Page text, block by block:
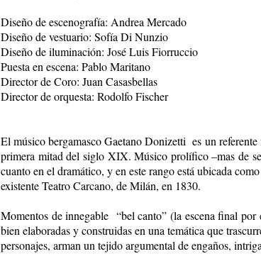
Diseño de escenografía: Andrea Mercado
Diseño de vestuario: Sofía Di Nunzio
Diseño de iluminación: José Luis Fiorruccio
Puesta en escena: Pablo Maritano
Director de Coro: Juan Casasbellas
Director de orquesta: Rodolfo Fischer
El músico bergamasco Gaetano Donizetti es un
primera mitad del siglo XIX. Músico prolífico –mas de
cuanto en el dramático, y en este rango está ubicada
existente Teatro Carcano, de Milán, en 1830.
Momentos de innegable “bel canto” (la escena final
bien elaboradas y construidas en una temática que
personajes, arman un tejido argumental de engaños,